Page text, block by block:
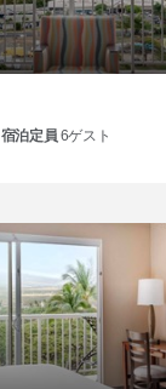
宿泊定員 6ゲスト